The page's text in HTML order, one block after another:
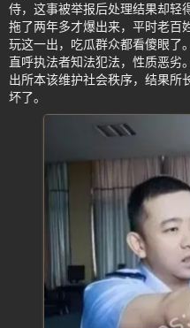
侍，这事被举报后处理结果却轻
拖了两年多才爆出来，平时老百
玩这一出，吃瓜群众都看傻眼了
直呼执法者知法犯法，性质恶劣
出所本该维护社会秩序，结果所
坏了。